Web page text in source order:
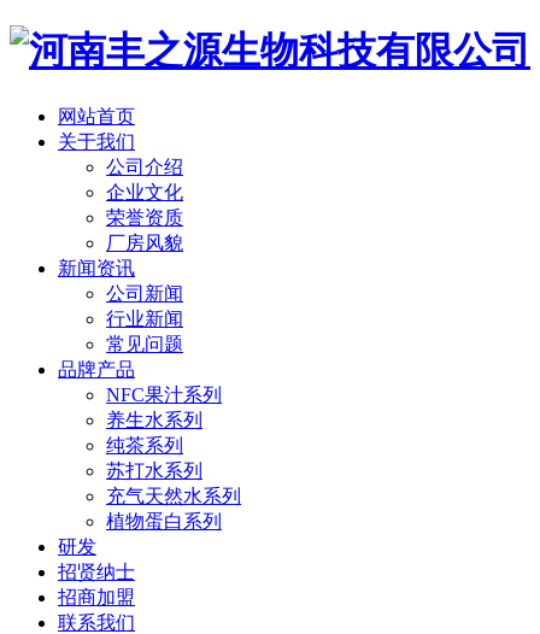
网站首页
关于我们
公司介绍
企业文化
荣誉资质
厂房风貌
新闻资讯
公司新闻
行业新闻
常见问题
品牌产品
NFC果汁系列
养生水系列
纯茶系列
苏打水系列
充气天然水系列
植物蛋白系列
研发
招贤纳士
招商加盟
联系我们